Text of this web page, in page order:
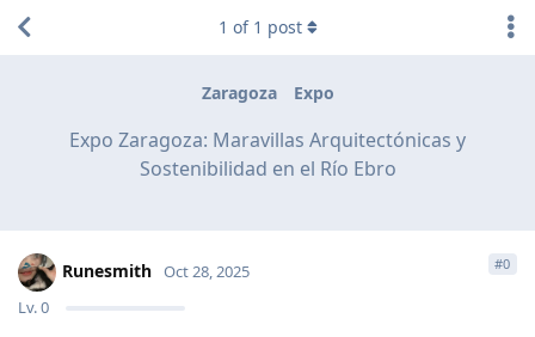
Zaragoza Expo
Expo Zaragoza: Maravillas Arquitectónicas y
Sostenibilidad en el Río Ebro
1 of 1 post
Runesmith
Lv.0
Oct 28, 2025 #0